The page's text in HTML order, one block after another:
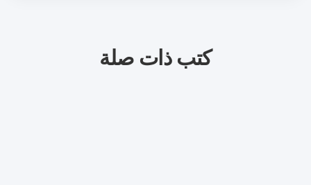
كتب ذات صلة